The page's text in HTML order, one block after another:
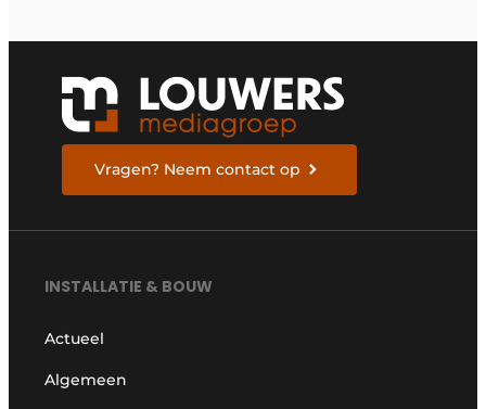
Vragen? Neem contact op
INSTALLATIE & BOUW
Actueel
Algemeen